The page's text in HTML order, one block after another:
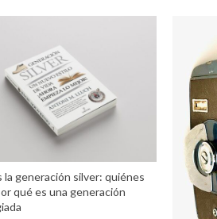
la generación silver: quiénes
qué es una generación